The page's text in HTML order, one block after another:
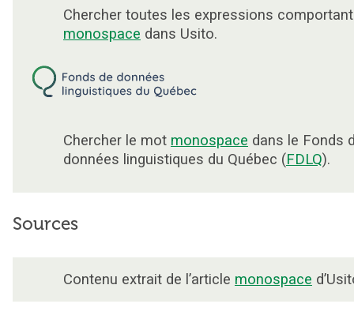
Chercher toutes les expressions
monospace dans Usito.
Chercher le mot monospace dans le Fonds
données linguistiques du Québec (FDLQ).
Sources
Contenu extrait de l’article monospace